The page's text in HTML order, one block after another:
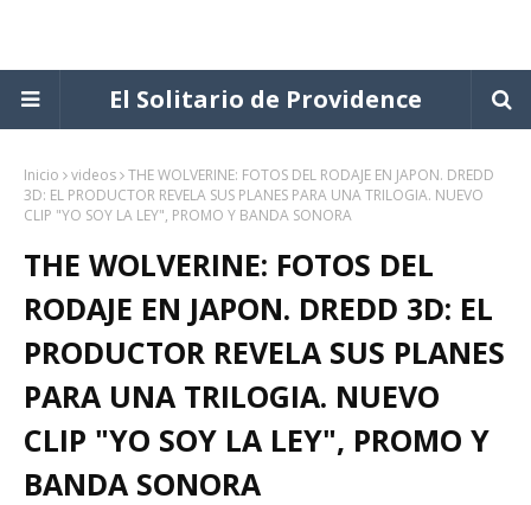
El Solitario de Providence
Inicio videos THE WOLVERINE: FOTOS DEL RODAJE EN JAPON. DREDD
3D: EL PRODUCTOR REVELA SUS PLANES PARA UNA TRILOGIA. NUEVO
CLIP "YO SOY LA LEY", PROMO Y BANDA SONORA
THE WOLVERINE: FOTOS DEL
RODAJE EN JAPON. DREDD 3D: EL
PRODUCTOR REVELA SUS PLANES
PARA UNA TRILOGIA. NUEVO
CLIP "YO SOY LA LEY", PROMO Y
BANDA SONORA